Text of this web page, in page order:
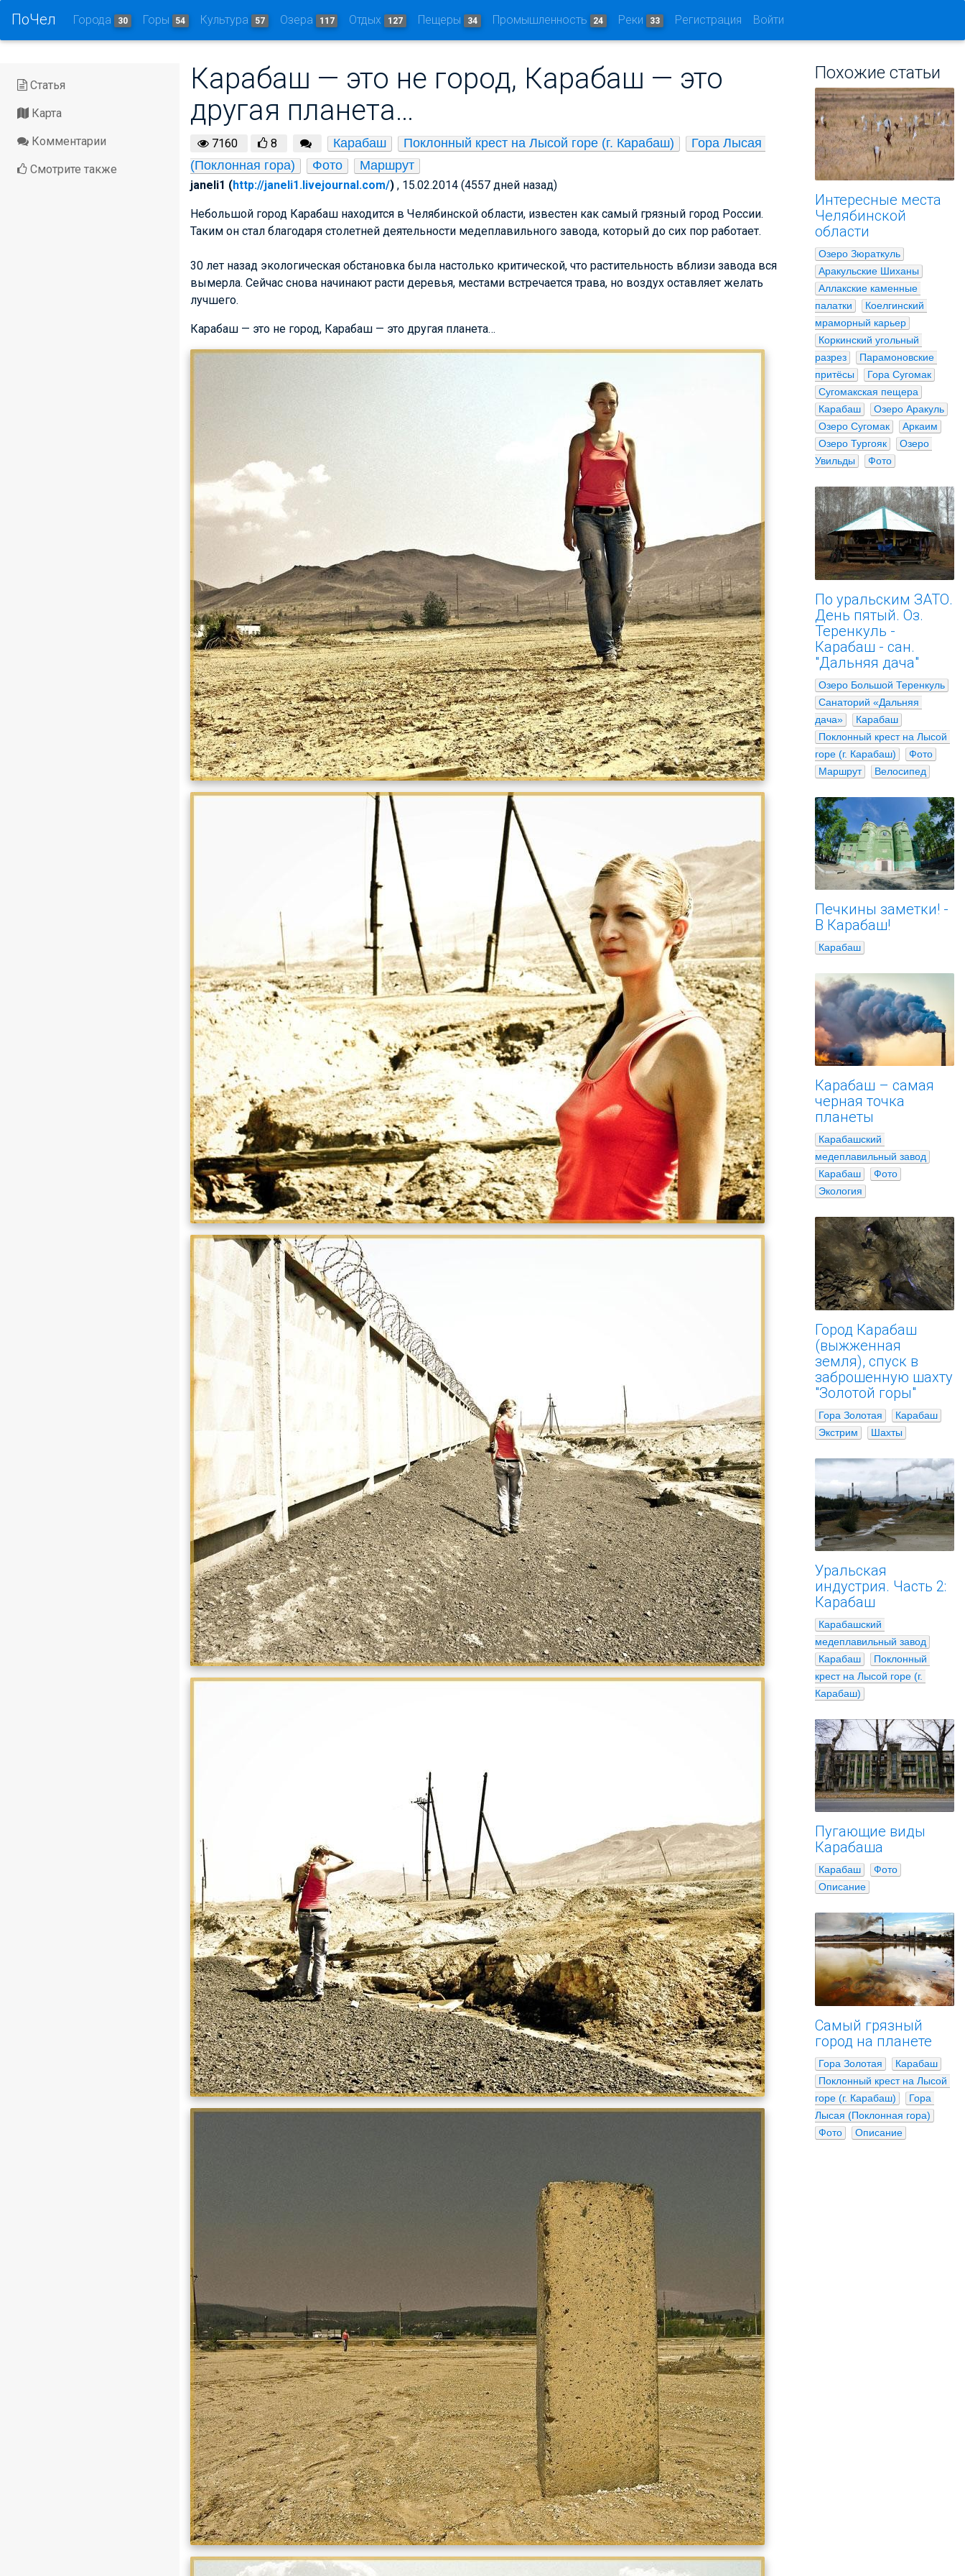
ПоЧел Города 30 Горы 54 Культура 57 Озера 117 Отдых 127 Пещеры 34 Промышленность 24 Реки 33 Регистрация Войти
Статья
Карта
Комментарии
Смотрите также
Карабаш — это не город, Карабаш — это
другая планета…
7160 8 Карабаш Поклонный крест на Лысой горе (г. Карабаш)
Гора Лысая
(Поклонная гора)
Фото Маршрут
janeli1 (http://janeli1.livejournal.com/) , 15.02.2014 (4557 дней назад)
Небольшой город Карабаш находится в Челябинской области, известен как самый грязный город России.
Таким он стал благодаря столетней деятельности медеплавильного завода, который до сих пор работает.
30 лет назад экологическая обстановка была настолько критической, что растительность вблизи завода вся
вымерла. Сейчас снова начинают расти деревья, местами встречается трава, но воздух оставляет желать
лучшего.
Карабаш — это не город, Карабаш — это другая планета…
Похожие статьи
Интересные места
Челябинской
области
Озеро Зюраткуль
Аракульские Шиханы
Аллакские каменные
палатки
Коелгинский
мраморный карьер
Коркинский угольный
разрез
Парамоновские
притёсы
Гора Сугомак
Сугомакская пещера
Карабаш
Озеро Аракуль
Озеро Сугомак
Аркаим
Озеро Тургояк
Озеро
Увильды
Фото
По уральским ЗАТО.
День пятый. Оз.
Теренкуль -
Карабаш - сан.
"Дальняя дача"
Озеро Большой Теренкуль
Санаторий «Дальняя
дача»
Карабаш
Поклонный крест на Лысой
горе (г. Карабаш)
Фото
Маршрут
Велосипед
Печкины заметки! -
В Карабаш!
Карабаш
Карабаш – самая
черная точка
планеты
Карабашский
медеплавильный завод
Карабаш
Фото
Экология
Город Карабаш
(выжженная
земля), спуск в
заброшенную шахту
"Золотой горы"
Гора Золотая
Карабаш
Экстрим
Шахты
Уральская
индустрия. Часть 2:
Карабаш
Карабашский
медеплавильный завод
Карабаш
Поклонный
крест на Лысой горе (г.
Карабаш)
Пугающие виды
Карабаша
Карабаш
Фото
Описание
Самый грязный
город на планете
Гора Золотая
Карабаш
Поклонный крест на Лысой
горе (г. Карабаш)
Гора
Лысая (Поклонная гора)
Фото
Описание